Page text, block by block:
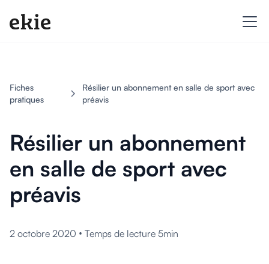
Fiches
pratiques
Résilier un abonnement en salle de sport avec
préavis
Résilier un abonnement
en salle de sport avec
préavis
2 octobre 2020 • Temps de lecture 5min